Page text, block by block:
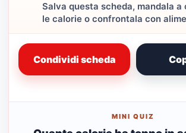
Salva questa scheda, mandala a
le calorie o confrontala con
Condividi scheda
MINI QUIZ